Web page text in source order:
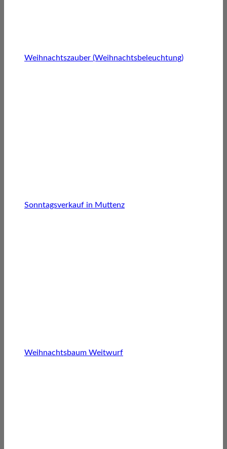
Weihnachtszauber (Weihnachtsbeleuchtung)
Sonntagsverkauf in Muttenz
Weihnachtsbaum Weitwurf